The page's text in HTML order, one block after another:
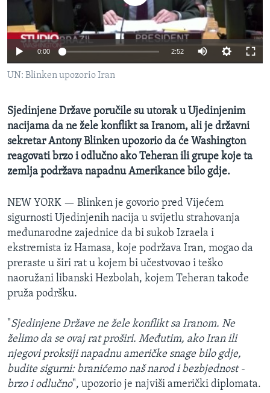
MAGAZIN
O GLASU AMERIKE
Learning English
Jezici
0:00 2:52
UN: Blinken upozorio Iran
Sjedinjene Države poručile su utorak u Ujedinjenim
nacijama da ne žele konflikt sa Iranom, ali je državni
sekretar Antony Blinken upozorio da će Washington
reagovati brzo i odlučno ako Teheran ili grupe koje ta
zemlja podržava napadnu Amerikance bilo gdje.
NEW YORK — Blinken je govorio pred Vijećem
sigurnosti Ujedinjenih nacija u svijetlu strahovanja
međunarodne zajednice da bi sukob Izraela i
ekstremista iz Hamasa, koje podržava Iran, mogao da
preraste u širi rat u kojem bi učestvovao i teško
naoružani libanski Hezbolah, kojem Teheran takođe
pruža podršku.
"Sjedinjene Države ne žele konflikt sa Iranom. Ne
želimo da se ovaj rat proširi. Međutim, ako Iran ili
njegovi proksiji napadnu američke snage bilo gdje,
budite sigurni: branićemo naš narod i bezbjednost -
brzo i odlučno", upozorio je najviši američki diplomata.